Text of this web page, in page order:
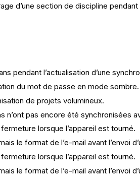
d’une section de discipline
pendant l’actualisation d’une
du mot de passe en mode sombre.
de projets volumineux.
n’ont pas encore été synchronisées
lorsque l’appareil est tourné.
le format de l’e-mail avant l’envoi
lorsque l’appareil est tourné.
le format de l’e-mail avant l’envoi